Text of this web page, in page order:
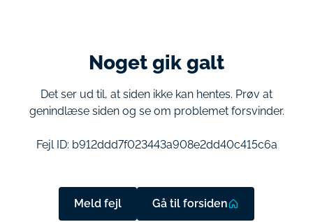
Noget gik galt
Det ser ud til, at siden ikke kan hentes. Prøv at
genindlæse siden og se om problemet forsvinder.
Fejl ID: b912ddd7f023443a908e2dd40c415c6a
Meld fejl Gå til forsiden